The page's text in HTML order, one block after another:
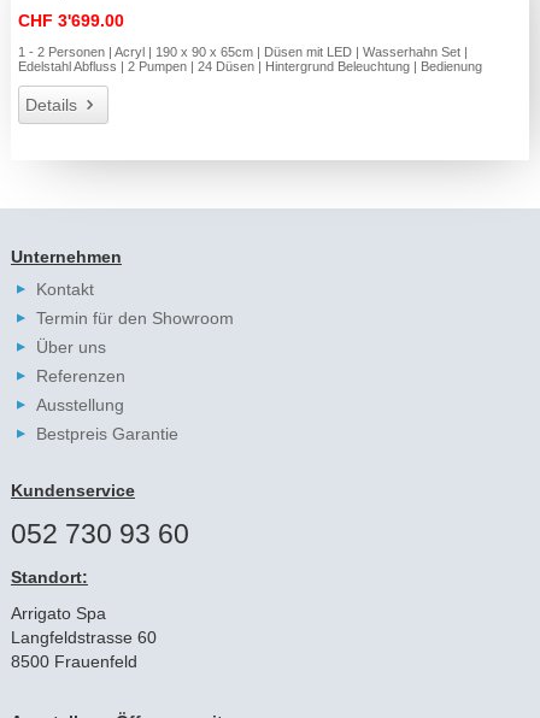
CHF 3'699.00
1 - 2 Personen | Acryl | 190 x 90 x 65cm | Düsen mit LED | Wasserhahn Set |
Edelstahl Abfluss | 2 Pumpen | 24 Düsen | Hintergrund Beleuchtung | Bedienung
Details
Unternehmen
Kontakt
Termin für den Showroom
Über uns
Referenzen
Ausstellung
Bestpreis Garantie
Kundenservice
052 730 93 60
Standort:
Arrigato Spa
Langfeldstrasse 60
8500 Frauenfeld